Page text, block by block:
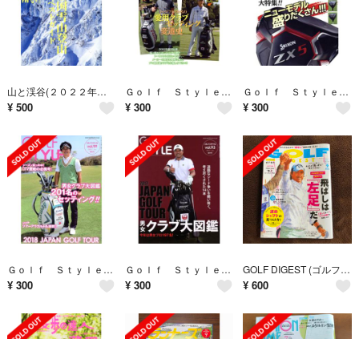
山と渓谷(２０２２年１２月号) 月刊誌／山と渓谷社
¥ 500
Ｇｏｌｆ Ｓｔｙｌｅ(ｖｏｌ．１１１ ２０２０．７ ＪＵＬＹ) 隔月刊誌／ゴルフスタイル社
¥ 300
Ｇｏｌｆ Ｓｔｙｌｅ(ｖｏｌ．１１３ ２０２０．１１ ＮＯＶＥＭＢＥＲ) 隔月刊誌／ゴルフスタイル社
¥ 300
Ｇｏｌｆ Ｓｔｙｌｅ(ｖｏｌ．９９ ２０１８．７) 隔月刊誌／ゴルフスタイル社
¥ 300
Ｇｏｌｆ Ｓｔｙｌｅ(ｖｏｌ．９３ ２０１７．７) 隔月刊誌／ゴルフスタイル社
¥ 300
GOLF DIGEST (ゴルフダイジェスト) 2026年 09月号 [雑誌]
¥ 600